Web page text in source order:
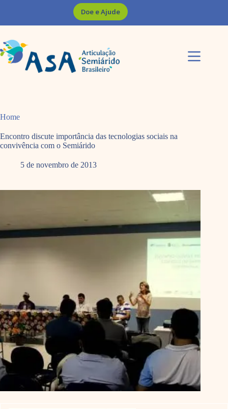
Doe e Ajude
Home
Encontro discute importância das tecnologias sociais na
convivência com o Semiárido
5 de novembro de 2013